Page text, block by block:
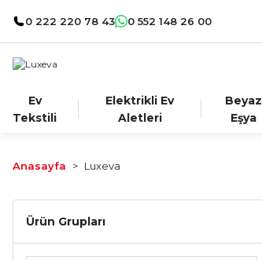
0 222 220 78 43 0 552 148 26 00
Ev
Tekstili
Elektrikli Ev
Aletleri
Beyaz
Eşya
Anasayfa Luxeva
Ürün Grupları